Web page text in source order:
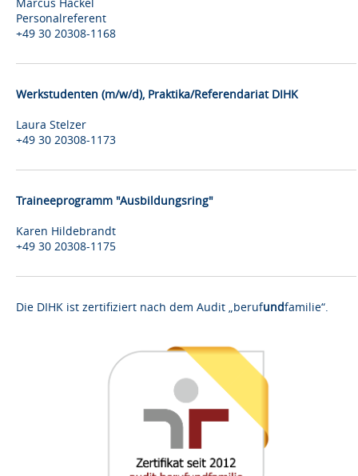
Personalreferent
+49 30 20308-1168
Werkstudenten (m/w/d), Praktika/Referendariat DIHK
Laura Stelzer
+49 30 20308-1173
Traineeprogramm "Ausbildungsring"
Karen Hildebrandt
+49 30 20308-1175
Die DIHK ist zertifiziert nach dem Audit „berufundfamilie“.